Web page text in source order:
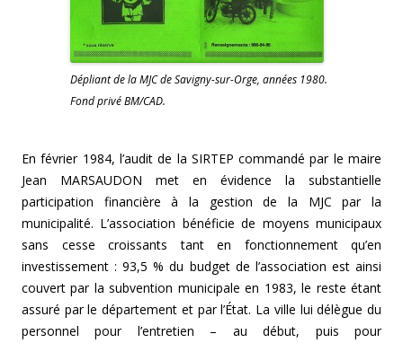
Dépliant de la MJC de Savigny-sur-Orge, années 1980.
Fond privé BM/CAD.
En février 1984, l’audit de la SIRTEP commandé par le maire
Jean MARSAUDON met en évidence la substantielle
participation financière à la gestion de la MJC par la
municipalité. L’association bénéficie de moyens municipaux
sans cesse croissants tant en fonctionnement qu’en
investissement : 93,5 % du budget de l’association est ainsi
couvert par la subvention municipale en 1983, le reste étant
assuré par le département et par l’État. La ville lui délègue du
personnel pour l’entretien – au début, puis pour